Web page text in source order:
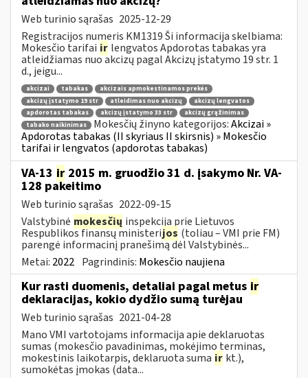
Web turinio sąrašas 2025-12-29
Registracijos numeris KM1319 Ši informacija skelbiama:
Mokesčio tarifai ir lengvatos Apdorotas tabakas yra
atleidžiamas nuo akcizų pagal Akcizų įstatymo 19 str. 1
d., jeigu...
akcizai tabakas
akcizais apmokestinamos prekės
akcizų įstatymo 19 str
atleidimas nuo akcizų
akcizų lengvatos
apdorotas tabakas
akcizų įstatymo 33 str
akcizų grąžinimas
tabako naikinimas
Mokesčių žinyno kategorijos:Akcizai »
Apdorotas tabakas (II skyriaus II skirsnis) » Mokesčio
tarifai ir lengvatos (apdorotas tabakas)
VA-13 ir 2015 m. gruodžio 31 d. įsakymo Nr. VA-
128 pakeitimo
Web turinio sąrašas 2022-09-15
Valstybinė mokesčių inspekcija prie Lietuvos
Respublikos finansų ministerijos (toliau – VMI prie FM)
parengė informacinį pranešimą dėl Valstybinės...
Metai: 2022 Pagrindinis: Mokesčio naujiena
Kur rasti duomenis, detaliai pagal metus ir
deklaracijas, kokio dydžio sumą turėjau
Web turinio sąrašas 2021-04-28
Mano VMI vartotojams informacija apie deklaruotas
sumas (mokesčio pavadinimas, mokėjimo terminas,
mokestinis laikotarpis, deklaruota suma ir kt.),
sumokėtas įmokas (data...